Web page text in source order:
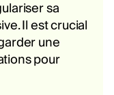
sa
Il est crucial
une
pour